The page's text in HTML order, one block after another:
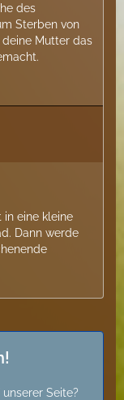
des
Sterben von
Mutter das
in eine kleine
Dann werde
Seite?